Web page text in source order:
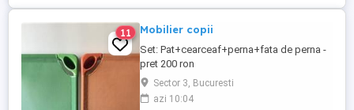
11 Mobilier copii
Set: Pat+cearceaf+perna+fata de perna -
pret 200 ron
Sector 3, Bucuresti
azi 10:04